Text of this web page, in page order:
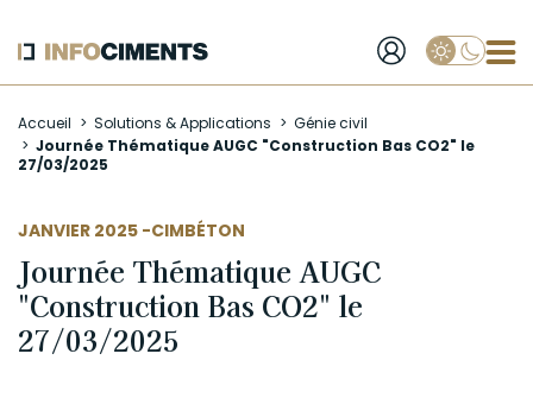
au
contenu
Accueil Solutions & Applications
Génie civil
Journée Thématique AUGC "Construction Bas CO2" le
27/03/2025
JANVIER 2025 -
AUTEUR CIMBÉTON
Journée Thématique AUGC
"Construction Bas CO2" le
27/03/2025